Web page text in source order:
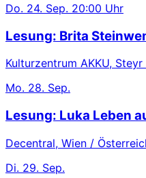
Do. 24. Sep. 20:00 Uhr
Lesung: Brita
Kulturzentrum AKKU,
Mo. 28. Sep.
Lesung: Luka Leben
Decentral, Wien /
Di. 29. Sep.